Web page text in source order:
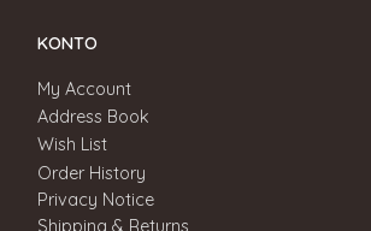
KONTO
My Account
Address Book
Wish List
Order History
Privacy Notice
Shipping & Returns